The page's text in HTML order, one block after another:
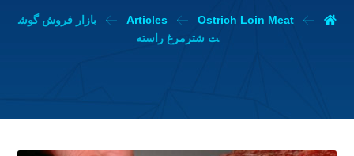
Articles Ostrich Loin Meat
بازار فروش گوش
ت شترمرغ راسته